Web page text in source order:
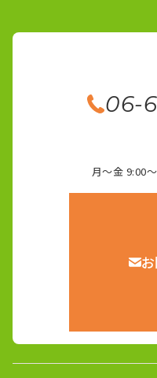
06-
月～金 9:00